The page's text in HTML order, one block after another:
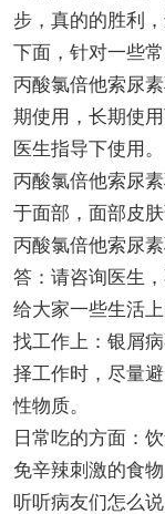
步，真的的胜利
下面，针对一些
丙酸氯倍他索尿
期使用，长期使
医生指导下使用。
丙酸氯倍他索尿
于面部，面部皮
丙酸氯倍他索尿
答：请咨询医生
给大家一些生活上
找工作上：银屑
择工作时，尽量
性物质。
日常吃的方面：
免辛辣刺激的食
听听病友们怎么